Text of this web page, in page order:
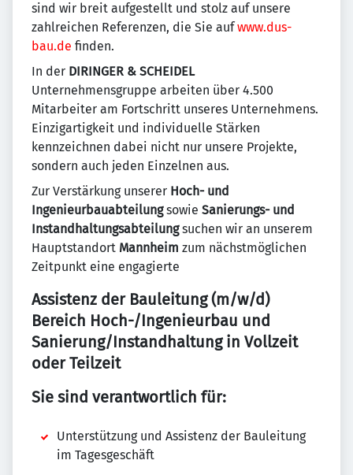
sind wir breit aufgestellt und stolz auf unsere
zahlreichen Referenzen, die Sie aufwww.dus-
bau.de finden.
In der DIRINGER & SCHEIDEL
Unternehmensgruppe arbeiten über 4.500
Mitarbeiter am Fortschritt unseres Unternehmens.
Einzigartigkeit und individuelle Stärken
kennzeichnen dabei nicht nur unsere Projekte,
sondern auch jeden Einzelnen aus.
Zur Verstärkung unserer Hoch- und
Ingenieurbauabteilungsowie Sanierungs- und
Instandhaltungsabteilungsuchen wir an unserem
Hauptstandort Mannheim zum nächstmöglichen
Zeitpunkt eine engagierte
Assistenz der Bauleitung (m/w/d)
Bereich Hoch-/Ingenieurbau und
Sanierung/Instandhaltung in Vollzeit
oder Teilzeit
Sie sind verantwortlich für:
Unterstützung und Assistenz der Bauleitung
im Tagesgeschäft